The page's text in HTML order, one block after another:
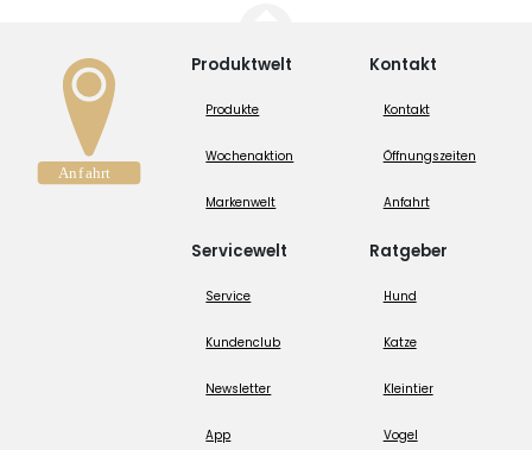
Produktwelt
Produkte
Wochenaktion
Markenwelt
Servicewelt
Service
Kundenclub
Newsletter
App
Kontakt
Kontakt
Öffnungszeiten
Anfahrt
Ratgeber
Hund
Katze
Kleintier
Vogel